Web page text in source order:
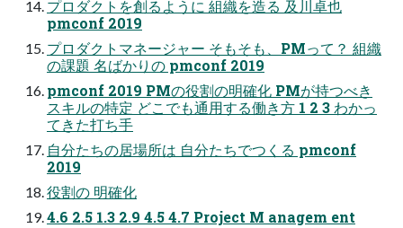
プロダクトを創るように 組織を造る 及川卓也
pmconf 2019
プロダクトマネージャー そもそも、PMって？ 組織
の課題 名ばかりの pmconf 2019
pmconf 2019 PMの役割の明確化 PMが持つべき
スキルの特定 どこでも通用する働き方 1 2 3 わかっ
てきた打ち手
自分たちの居場所は 自分たちでつくる pmconf
2019
役割の 明確化
4.6 2.5 1.3 2.9 4.5 4.7 Project M anagem ent